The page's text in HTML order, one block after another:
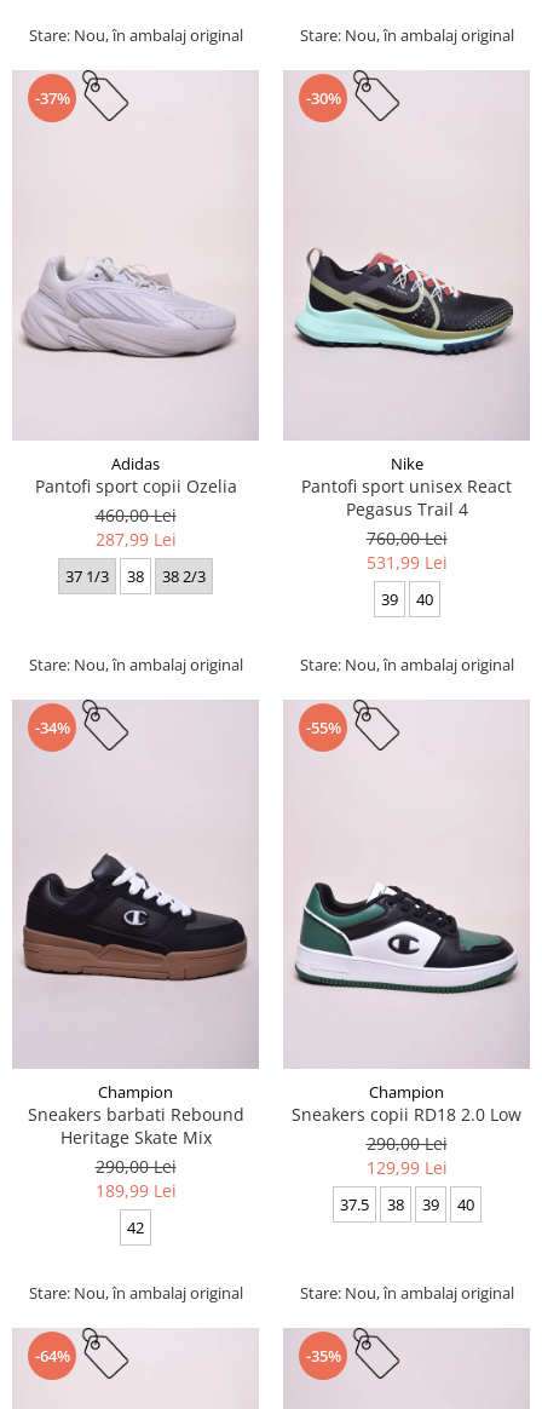
Stare: Nou, în ambalaj original Stare: Nou, în ambalaj original
-37%
Adidas
Pantofi sport copii Ozelia
460,00 Lei
287,99 Lei
37 1/3 38 38 2/3
Stare: Nou, în ambalaj original
-30%
Nike
Pantofi sport unisex React
Pegasus Trail 4
760,00 Lei
531,99 Lei
39 40
Stare: Nou, în ambalaj original
-34%
Champion
Sneakers barbati Rebound
Heritage Skate Mix
290,00 Lei
189,99 Lei
42
Stare: Nou, în ambalaj original
-55%
Champion
Sneakers copii RD18 2.0 Low
290,00 Lei
129,99 Lei
37.5 38 39 40
Stare: Nou, în ambalaj original
-64% -35%